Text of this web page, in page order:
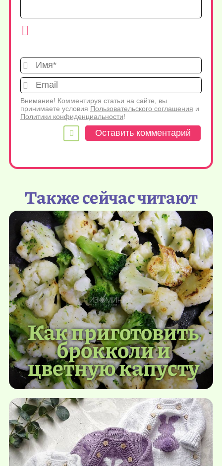
Имя*
Внимание! Комментируя статьи на сайте, вы
принимаете условия Пользовательского соглашения и
Политики конфиденциальности!
Также сейчас читают
Как приготовить
брокколи и
цветную капусту